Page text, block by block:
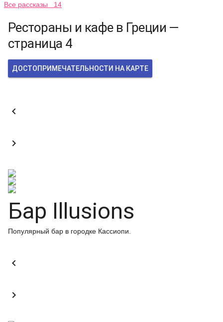
Все рассказы 14
Рестораны и кафе в Греции —
страница 4
ДОСТОПРИМЕЧАТЕЛЬНОСТИ НА КАРТЕ


Бар Illusions
Популярный бар в городке Кассиопи.

